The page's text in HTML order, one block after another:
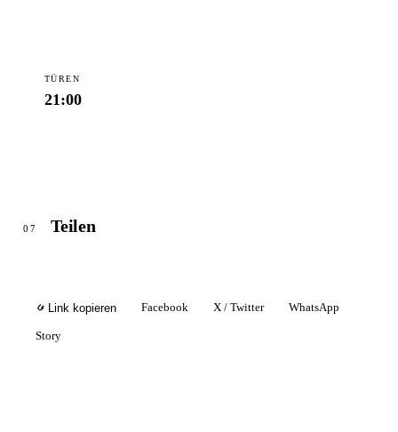
TÜREN
21:00
07 Teilen
Link kopieren Facebook X / Twitter WhatsApp
Story